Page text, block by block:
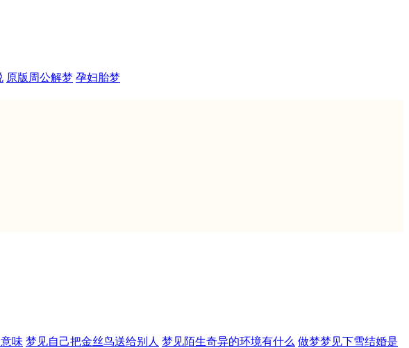
原版周公解梦 孕妇胎梦
味 梦见自己把金丝鸟送给别人 梦见陌生奇异的环境有什么 做梦梦见下雪结婚是